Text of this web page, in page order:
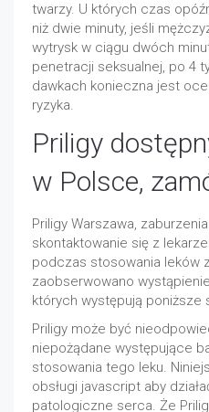
twarzy. U których czas
niż dwie minuty, jeśli
wytrysk w ciągu dwóch
penetracji seksualnej, po 4
dawkach konieczna jest
ryzyka.
Priligy
w Polsce,
Priligy Warszawa,
skontaktowanie się z
podczas stosowania leków
zaobserwowano
których występują poniższe
Priligy może być
niepożądane występujące
stosowania tego leku.
obsługi javascript aby
patologiczne serca. Że